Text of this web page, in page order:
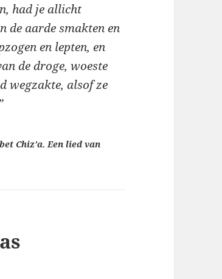
had je allicht
de aarde smakten en
en lepten, en
de droge, woeste
wegzakte, alsof ze
Chiz’a. Een lied van